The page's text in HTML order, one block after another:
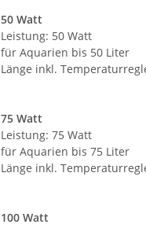
50 Watt
Leistung: 50 Watt
für Aquarien bis 50 Liter
Länge inkl.
75 Watt
Leistung: 75 Watt
für Aquarien bis 75 Liter
Länge inkl.
100 Watt